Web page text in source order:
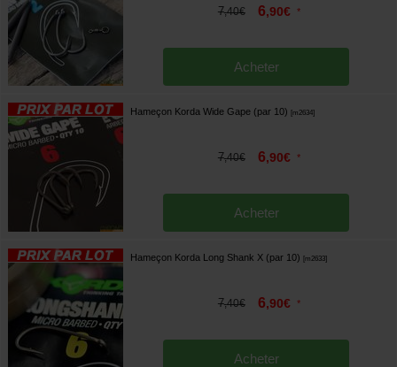
7,40€ 6,90€ *
Acheter
Hameçon Korda Wide Gape (par 10) [m2634]
7,40€ 6,90€ *
Acheter
Hameçon Korda Long Shank X (par 10) [m2633]
7,40€ 6,90€ *
Acheter